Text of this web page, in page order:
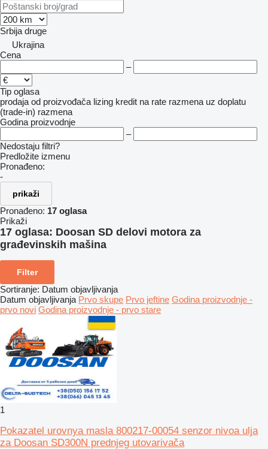
Srbija druge
Ukrajina
Cena
–
Tip oglasa
prodaja od proizvođača lizing kredit na rate razmena uz doplatu
(trade-in) razmena
Godina proizvodnje
–
Nedostaju filtri?
Predložite izmenu
Pronađeno:
-
prikaži
Pronađeno: 17 oglasa
Prikaži
17 oglasa: Doosan SD delovi motora za
građevinskih mašina
Filter
Sortiranje: Datum objavljivanja
Datum objavljivanja Prvo skupe Prvo jeftine Godina proizvodnje -
prvo novi Godina proizvodnje - prvo stare
1
Pokazatel urovnya masla 800217-00054 senzor nivoa ulja
za Doosan SD300N prednjeg utovarivača